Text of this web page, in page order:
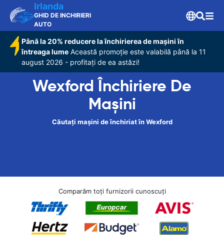
Irlanda
GHID DE INCHIRIERI
AUTO
Până la 20% reducere la închirierea de mașini în
întreaga lume Această promoție este valabilă până la 11
august 2026 - profitați de ea astăzi!
Wexford Închiriere De
Maşini
Căutați mașini de închiriat în Wexford
Comparăm toți furnizorii cunoscuți